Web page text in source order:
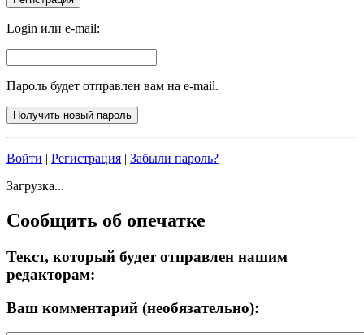
Login или e-mail:
Пароль будет отправлен вам на e-mail.
Войти | Регистрация | Забыли пароль?
Загрузка...
Сообщить об опечатке
Текст, который будет отправлен нашим
редакторам:
Ваш комментарий (необязательно):